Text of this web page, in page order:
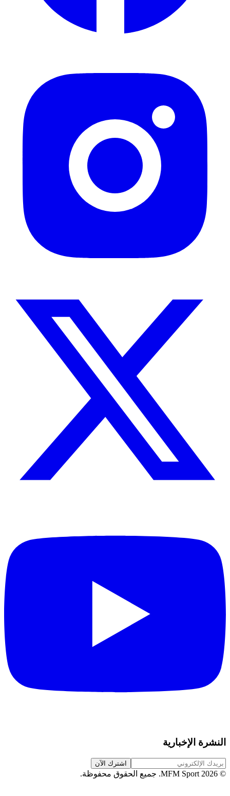
النشرة الإخبارية
اشترك الآن
©
2026 جميع الحقوق محفوظة.